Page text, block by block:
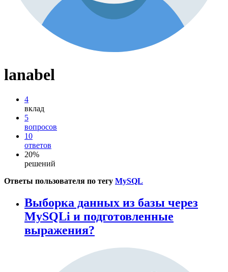
lanabel
4
вклад
5
вопросов
10
ответов
20%
решений
Ответы пользователя по тегу MySQL
Выборка данных из базы через
MySQLi и подготовленные
выражения?